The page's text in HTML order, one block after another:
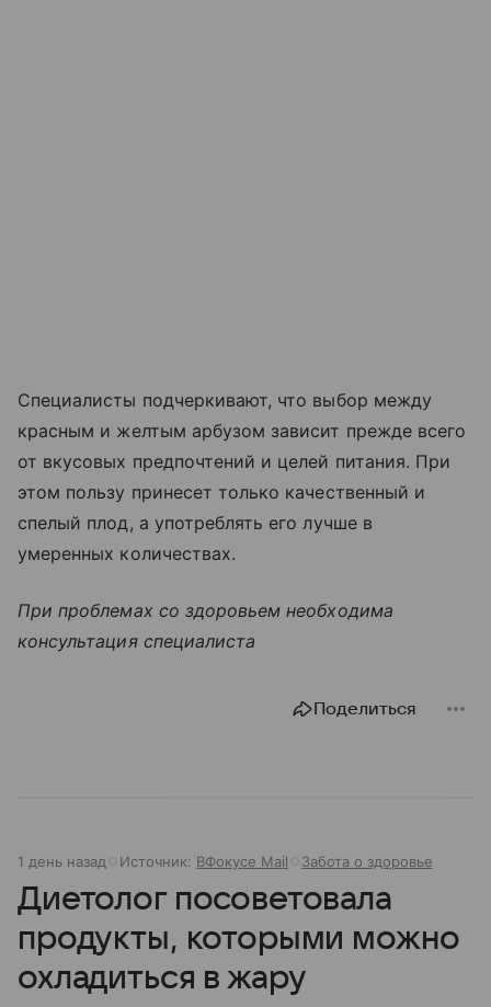
Специалисты подчеркивают, что выбор между
красным и желтым арбузом зависит прежде всего
от вкусовых предпочтений и целей питания. При
этом пользу принесет только качественный и
спелый плод, а употреблять его лучше в
умеренных количествах.
При проблемах со здоровьем необходима
консультация специалиста
Поделиться
1 день назад Источник: ВФокусе Mail Забота о здоровье
Диетолог посоветовала
продукты, которыми можно
охладиться в жару